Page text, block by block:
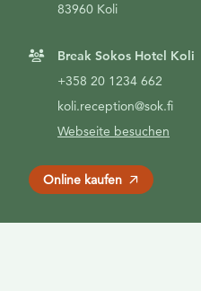
83960 Koli
Break Sokos Hotel Koli
+358 20 1234 662
koli.reception@sok.fi
Webseite besuchen
Online kaufen